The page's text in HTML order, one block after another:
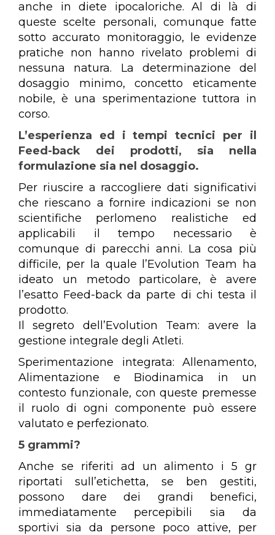
anche in diete ipocaloriche. Al di là di
queste scelte personali, comunque fatte
sotto accurato monitoraggio, le evidenze
pratiche non hanno rivelato problemi di
nessuna natura. La determinazione del
dosaggio minimo, concetto eticamente
nobile, è una sperimentazione tuttora in
corso.
L’esperienza ed i tempi tecnici per il
Feed-back dei prodotti, sia nella
formulazione sia nel dosaggio.
Per riuscire a raccogliere dati significativi
che riescano a fornire indicazioni se non
scientifiche perlomeno realistiche ed
applicabili il tempo necessario è
comunque di parecchi anni. La cosa più
difficile, per la quale l’Evolution Team ha
ideato un metodo particolare, è avere
l’esatto Feed-back da parte di chi testa il
prodotto.
Il segreto dell’Evolution Team: avere la
gestione integrale degli Atleti.
Sperimentazione integrata: Allenamento,
Alimentazione e Biodinamica in un
contesto funzionale, con queste premesse
il ruolo di ogni componente può essere
valutato e perfezionato.
5 grammi?
Anche se riferiti ad un alimento i 5 gr
riportati sull’etichetta, se ben gestiti,
possono dare dei grandi benefici,
immediatamente percepibili sia da
sportivi sia da persone poco attive, per